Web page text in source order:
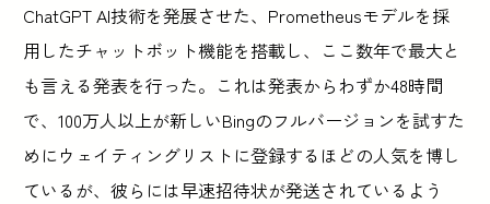
ChatGPT AI技術を発展させた、Prometheusモデルを採
用したチャットボット機能を搭載し、ここ数年で最大と
も言える発表を行った。これは発表からわずか48時間
で、100万人以上が新しいBingのフルバージョンを試すた
めにウェイティングリストに登録するほどの人気を博し
ているが、彼らには早速招待状が発送されているよう